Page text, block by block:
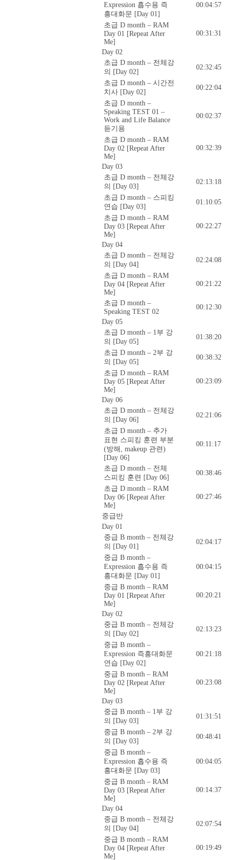
Expression 흡수용 즉
흥대화문 [Day 01]
00:04:57
초급 D month – RAM
Day 01 [Repeat After
Me]
00:31:31
Day 02
초급 D month – 전체강
의 [Day 02]
02:32:45
초급 D month – 시간전
치사 [Day 02]
00:22:04
초급 D month –
Speaking TEST 01 –
Work and Life Balance
듣기용
00:02:37
초급 D month – RAM
Day 02 [Repeat After
Me]
00:32:39
Day 03
초급 D month – 전체강
의 [Day 03]
02:13:18
초급 D month – 스피킹
연습 [Day 03]
01:10:05
초급 D month – RAM
Day 03 [Repeat After
Me]
00:22:27
Day 04
초급 D month – 전체강
의 [Day 04]
02:24:08
초급 D month – RAM
Day 04 [Repeat After
Me]
00:21:22
초급 D month –
Speaking TEST 02
00:12:30
Day 05
초급 D month – 1부 강
의 [Day 05]
01:38:20
초급 D month – 2부 강
의 [Day 05]
00:38:32
초급 D month – RAM
Day 05 [Repeat After
Me]
00:23:09
Day 06
초급 D month – 전체강
의 [Day 06]
02:21:06
초급 D month – 추가
표현 스피킹 훈련 부분
(방해, makeup 관련)
[Day 06]
00:11:17
초급 D month – 전체
스피킹 훈련 [Day 06]
00:38:46
초급 D month – RAM
Day 06 [Repeat After
Me]
00:27:46
중급반
Day 01
중급 B month – 전체강
의 [Day 01]
02:04:17
중급 B month –
Expression 흡수용 즉
흥대화문 [Day 01]
00:04:15
중급 B month – RAM
Day 01 [Repeat After
Me]
00:20:21
Day 02
중급 B month – 전체강
의 [Day 02]
02:13:23
중급 B month –
Expression 즉흥대화문
연습 [Day 02]
00:21:18
중급 B month – RAM
Day 02 [Repeat After
Me]
00:23:08
Day 03
중급 B month – 1부 강
의 [Day 03]
01:31:51
중급 B month – 2부 강
의 [Day 03]
00:48:41
중급 B month –
Expression 흡수용 즉
흥대화문 [Day 03]
00:04:05
중급 B month – RAM
Day 03 [Repeat After
Me]
00:14:37
Day 04
중급 B month – 전체강
의 [Day 04]
02:07:54
중급 B month – RAM
Day 04 [Repeat After
Me]
00:19:49